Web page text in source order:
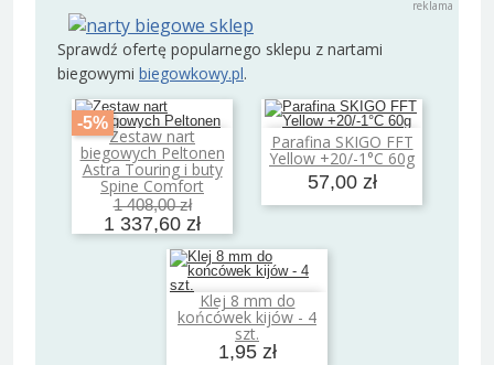
Sprawdź ofertę popularnego sklepu z nartami
biegowymi biegowkowy.pl.
-5%
Zestaw nart
biegowych Peltonen
Astra Touring i buty
Spine Comfort
1 408,00 zł
1 337,60 zł
Dodaj do koszyka Parafina SKIGO FFT
Yellow +20/-1°C 60g
57,00 zł
Dodaj do koszyka
Klej 8 mm do
końcówek kijów - 4
szt.
1,95 zł
Dodaj do koszyka